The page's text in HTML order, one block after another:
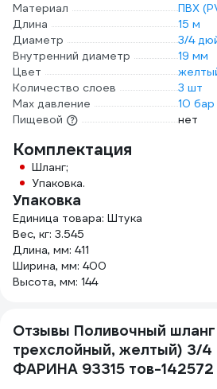
Материал
ПВХ
Длина
15 м
Диаметр
3/4
Внутренний диаметр
19 мм
Цвет
Количество слоев
3 шт
Max давление
10 бар
Пищевой
нет
Комплектация
Шланг;
Упаковка.
Упаковка
Единица товара: Штука
Вес, кг: 3.545
Длина, мм: 411
Ширина, мм: 400
Высота, мм: 144
Отзывы Поливочный
трехслойный, желтый) 3/4
ФАРИНА 93315 тов-142572